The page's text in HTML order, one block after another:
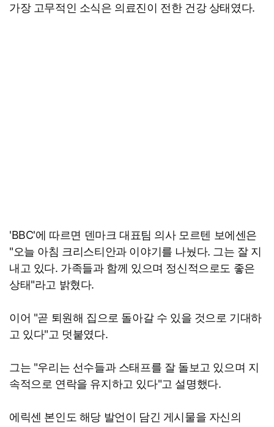
가장 고무적인 소식은 의료진이 전한 건강 상태였다.
'BBC'에 따르면 덴마크 대표팀 의사 모르텐 보에센은
"오늘 아침 크리스티안과 이야기를 나눴다. 그는 잘 지
내고 있다. 가족들과 함께 있으며 정신적으로도 좋은
상태"라고 밝혔다.
이어 "곧 퇴원해 집으로 돌아갈 수 있을 것으로 기대하
고 있다"고 덧붙였다.
그는 "우리는 선수들과 스태프를 잘 돌보고 있으며 지
속적으로 연락을 유지하고 있다"고 설명했다.
에릭센 본인도 해당 발언이 담긴 게시물을 자신의